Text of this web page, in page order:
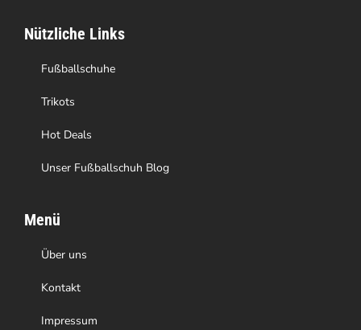
der
Produktseite
gewählt
werden
Nützliche Links
Fußballschuhe
Trikots
Hot Deals
Unser Fußballschuh Blog
Menü
Über uns
Kontakt
Impressum